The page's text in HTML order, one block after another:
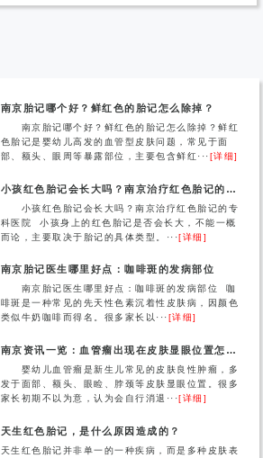
南京胎记哪个好？鲜红色的胎记怎么除掉？
南京胎记哪个好？鲜红色的胎记怎么除掉？鲜红
色胎记是婴幼儿高发的血管型皮肤问题，常见于面
部、额头、眼周等暴露部位，主要包含鲜红···[详细]
小孩红色胎记会长大吗？南京治疗红色胎记的专科医院
小孩红色胎记会长大吗？南京治疗红色胎记的专
科医院 小孩身上的红色胎记是否会长大，不能一概
而论，主要取决于胎记的具体类型。···[详细]
南京胎记医生哪里好点：咖啡斑的发病部位
南京胎记医生哪里好点：咖啡斑的发病部位 咖
啡斑是一种常见的先天性色素沉着性皮肤病，因颜色
类似牛奶咖啡而得名。很多家长以···[详细]
南京资讯一览：血管瘤出现在皮肤显眼位置怎么办？
婴幼儿血管瘤是新生儿常见的皮肤良性肿瘤，多
发于面部、额头、眼睑、脖颈等皮肤显眼位置。很多
家长初期不以为意，认为会自行消退···[详细]
天生红色胎记，是什么原因造成的？
天生红色胎记并非单一的一种疾病，而是多种皮肤表